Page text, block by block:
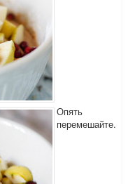
Опять
перемешайте.